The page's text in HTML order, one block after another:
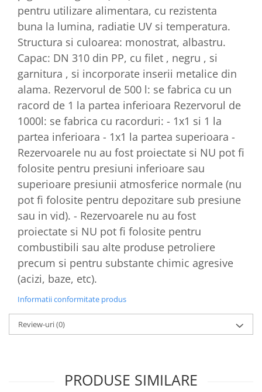
pentru utilizare alimentara, cu rezistenta
buna la lumina, radiatie UV si temperatura.
Structura si culoarea: monostrat, albastru.
Capac: DN 310 din PP, cu filet , negru , si
garnitura , si incorporate inserii metalice din
alama. Rezervorul de 500 l: se fabrica cu un
racord de 1 la partea inferioara Rezervorul de
1000l: se fabrica cu racorduri: - 1x1 si 1 la
partea inferioara - 1x1 la partea superioara -
Rezervoarele nu au fost proiectate si NU pot fi
folosite pentru presiuni inferioare sau
superioare presiunii atmosferice normale (nu
pot fi folosite pentru depozitare sub presiune
sau in vid). - Rezervoarele nu au fost
proiectate si NU pot fi folosite pentru
combustibili sau alte produse petroliere
precum si pentru substante chimic agresive
(acizi, baze, etc).
Informatii conformitate produs
Review-uri(0)
PRODUSE SIMILARE